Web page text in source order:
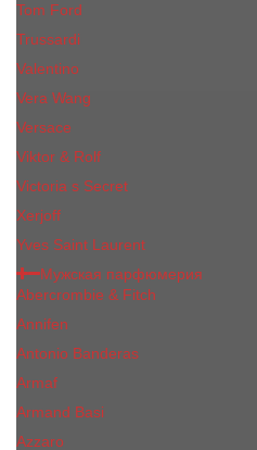
Tom Ford
Trussardi
Valentino
Vera Wang
Versace
Viktor & Rolf
Victoria s Secret
Xerjoff
Yves Saint Laurent
Мужская парфюмерия
Abercrombie & Fitch
Annifen
Antonio Banderas
Armaf
Armand Basi
Azzaro